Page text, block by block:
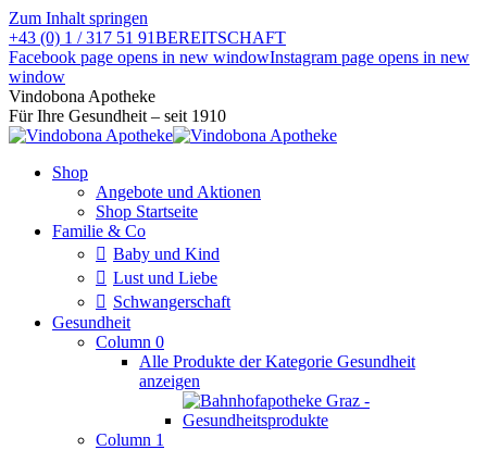
Zum Inhalt springen
+43 (0) 1 / 317 51 91BEREITSCHAFT
Facebook page opens in new windowInstagram page opens in new
window
Vindobona Apotheke
Für Ihre Gesundheit – seit 1910
Shop
Angebote und Aktionen
Shop Startseite
Familie & Co
Baby und Kind
Lust und Liebe
Schwangerschaft
Gesundheit
Column 0
Alle Produkte der Kategorie Gesundheit
anzeigen
Column 1